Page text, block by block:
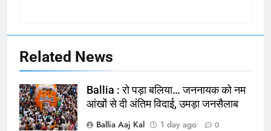
Related News
Ballia : रो पड़ा बलिया… जननायक को नम
आंखों से दी अंतिम विदाई, उमड़ा जनसैलाब
Ballia Aaj Kal
1 day ago 0